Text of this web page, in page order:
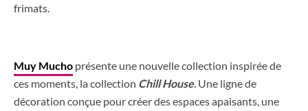
frimats.
Muy Mucho présente une nouvelle collection inspirée de
ces moments, la collection Chill House. Une ligne de
décoration conçue pour créer des espaces apaisants, une